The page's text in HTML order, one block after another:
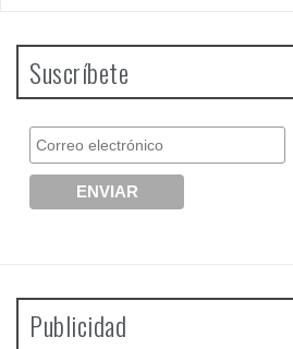
Suscríbete
Publicidad